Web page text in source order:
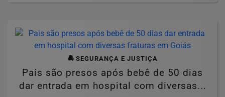
🚔 SEGURANÇA E JUSTIÇA
Pais são presos após bebê de 50 dias
dar entrada em hospital com diversas...